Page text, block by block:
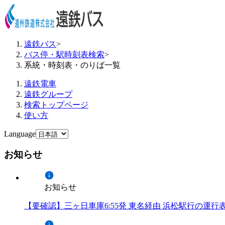
遠鉄バス>
バス停・駅時刻表検索>
系統・時刻表・のりば一覧
遠鉄電車
遠鉄グループ
検索トップページ
使い方
Language
お知らせ
お知らせ
【要確認】三ヶ日車庫6:55発 東名経由 浜松駅行の運行